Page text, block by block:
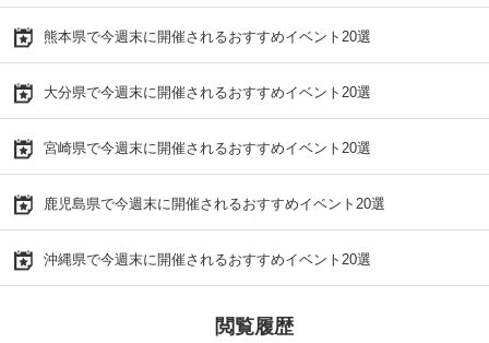
熊本県で今週末に開催されるおすすめイベント20選
大分県で今週末に開催されるおすすめイベント20選
宮崎県で今週末に開催されるおすすめイベント20選
鹿児島県で今週末に開催されるおすすめイベント20選
沖縄県で今週末に開催されるおすすめイベント20選
閲覧履歴